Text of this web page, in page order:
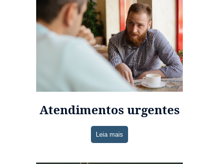
Atendimentos urgentes
Leia mais